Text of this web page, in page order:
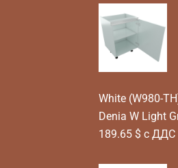
White (W980-
Denia W Light
189.65 $ с ДДС